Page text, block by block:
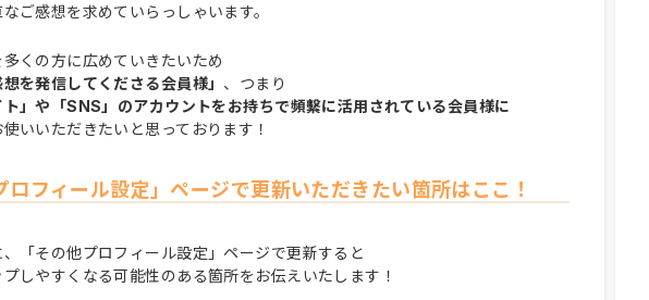
ご感想を求めていらっしゃいます。
くの方に広めていきたいため
想を発信してくださる会員様」 、つまり
ト」や「SNS」のアカウントをお持ちで頻繫に活用されている会員様に
いいただきたいと思っております！
ロフィール設定」ページで更新いただきたい箇所はここ！
、「その他プロフィール設定」ページで更新すると
しやすくなる可能性のある箇所をお伝えいたします！